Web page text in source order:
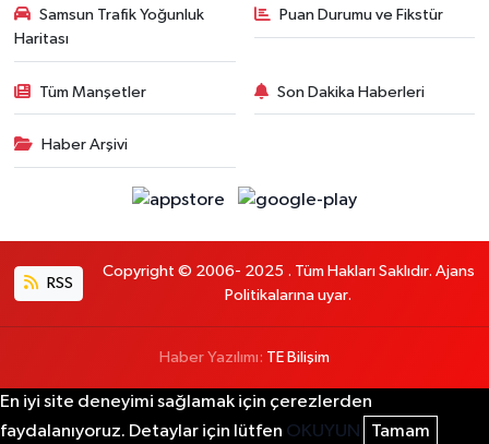
Samsun Trafik Yoğunluk
Haritası
Puan Durumu ve Fikstür
Tüm Manşetler Son Dakika Haberleri
Haber Arşivi
RSS
Copyright © 2006- 2025 . Tüm Hakları Saklıdır. Ajans
Politikalarına uyar.
Haber Yazılımı: TE Bilişim
En iyi site deneyimi sağlamak için çerezlerden
faydalanıyoruz. Detaylar için lütfen OKUYUN Tamam